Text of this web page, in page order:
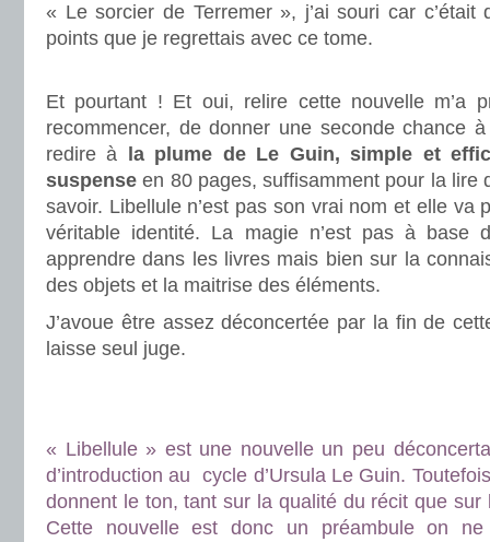
« Le sorcier de Terremer », j’ai souri car c’était
points que je regrettais avec ce tome.
Et pourtant ! Et oui, relire cette nouvelle m’a
recommencer, de donner une seconde chance
redire à la plume de Le Guin, simple et
suspense en 80 pages, suffisamment pour la lire
savoir. Libellule n’est pas son vrai nom et elle va
véritable identité. La magie n’est pas à base
apprendre dans les livres mais bien sur la
des objets et la maitrise des éléments.
J’avoue être assez déconcertée par la fin de
laisse seul juge.
« Libellule » est une nouvelle un peu
d’introduction au cycle d’Ursula Le Guin.
donnent le ton, tant sur la qualité du récit que sur
Cette nouvelle est donc un préambule on